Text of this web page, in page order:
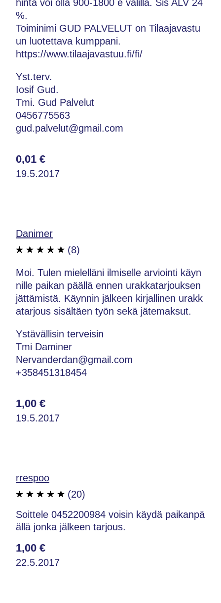
hinta voi olla 900-1800 e välillä. Sis ALV 24
%.
Toiminimi GUD PALVELUT on Tilaajavastu
un luotettava kumppani.
https://www.tilaajavastuu.fi/fi/
Yst.terv.
Iosif Gud.
Tmi. Gud Palvelut
0456775563
gud.palvelut@gmail.com
0,01 €
19.5.2017
Danimer
(8)
Moi. Tulen mielelläni ilmiselle arviointi käyn
nille paikan päällä ennen urakkatarjouksen
jättämistä. Käynnin jälkeen kirjallinen urakk
atarjous sisältäen työn sekä jätemaksut.
Ystävällisin terveisin
Tmi Daminer
Nervanderdan@gmail.com
+358451318454
1,00 €
19.5.2017
rrespoo
(20)
Soittele 0452200984 voisin käydä paikanpä
ällä jonka jälkeen tarjous.
1,00 €
22.5.2017